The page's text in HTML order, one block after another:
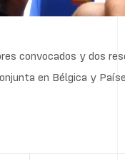
convocados y dos
en Bélgica y